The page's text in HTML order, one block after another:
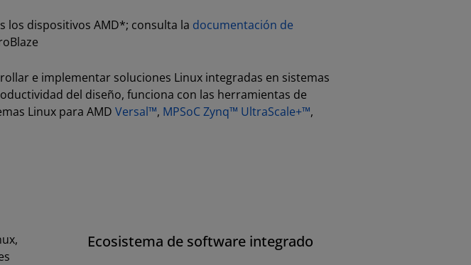
los dispositivos AMD*; consulta la documentación de
e implementar soluciones Linux integradas en sistemas
del diseño, funciona con las herramientas de
Linux para AMD Versal™, MPSoC Zynq™ UltraScale+™,
Ecosistema de software integrado